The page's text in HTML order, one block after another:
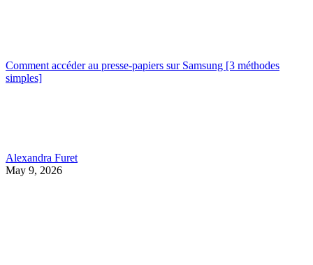
Comment accéder au presse-papiers sur Samsung [3 méthodes
simples]
Alexandra Furet
May 9, 2026